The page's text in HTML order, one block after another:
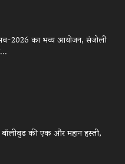
2026 का भव्य आयोजन, संजोली
बॉलीवुड की एक और महान हस्ती,